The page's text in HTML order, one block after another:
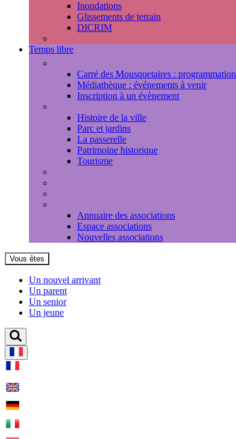
Inondations
Glissements de terrain
DICRIM
Temps libre
Carré des Mousquetaires : programmation
Médiathèque : événements à venir
Inscription à un évènement
Histoire de la ville
Parc et jardins
La passerelle
Patrimoine historique
Tourisme
Annuaire des associations
Espace associations
Nouvelles associations
Vous êtes
Un nouvel arrivant
Un parent
Un senior
Un jeune